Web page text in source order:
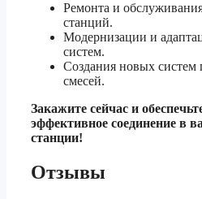
Ремонта и
станций.
Модернизации и
систем.
Создания новых систем
смесей.
Закажите сейчас и
эффективное соединение в
станции!
Отзывы